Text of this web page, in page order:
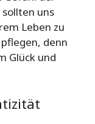
uns
Leben zu
denn
Glück und